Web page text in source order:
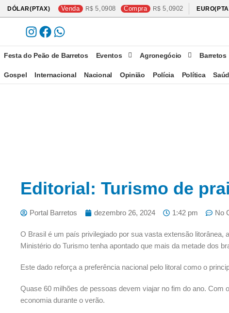
DÓLAR(PTAX) Venda 5,0908 Compra 5,0902
Festa do Peão de Barretos Eventos Agronegócio Barretos
Gospel Internacional Nacional Opinião Polícia Política
Editorial: Turismo de
Portal Barretos dezembro 26, 2024 1:42 pm No
O Brasil é um país privilegiado por sua vasta extensão
Ministério do Turismo tenha apontado que mais da metade dos
Este dado reforça a preferência nacional pelo litoral como o
Quase 60 milhões de pessoas devem viajar no fim do ano.
economia durante o verão.